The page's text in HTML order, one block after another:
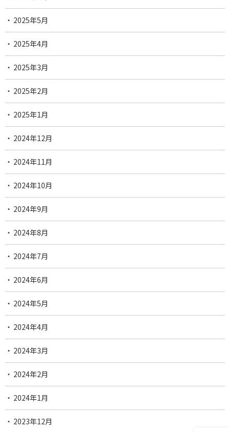
2025年5月
2025年4月
2025年3月
2025年2月
2025年1月
2024年12月
2024年11月
2024年10月
2024年9月
2024年8月
2024年7月
2024年6月
2024年5月
2024年4月
2024年3月
2024年2月
2024年1月
2023年12月